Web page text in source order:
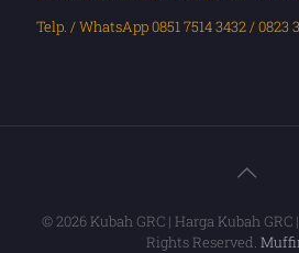
Telp. / WhatsApp 0851 7514 3432 / 0823
© 2026 Kubah GRC | Harga Kubah
Rights Reserved.